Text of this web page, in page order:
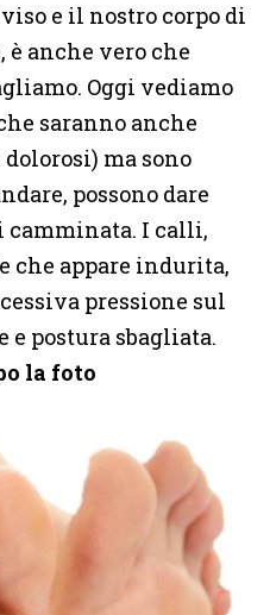
e il nostro corpo di
è anche vero che
Oggi vediamo
saranno anche
ma sono
possono dare
camminata. I calli,
che appare indurita,
pressione sul
e postura sbagliata.
la foto